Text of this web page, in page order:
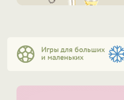
Игры для больших
и маленьких